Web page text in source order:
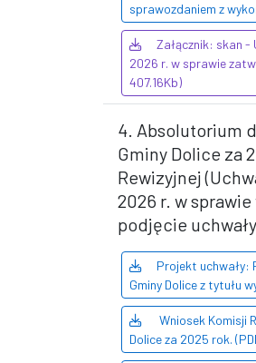
sprawozdaniem z
Załącznik: skan -
2026 r. w sprawie
407.16Kb)
4. Absolutorium
Gminy Dolice za
Rewizyjnej
2026 r. w
podjęcie
Projekt uchwały:
Gminy Dolice z tytułu
Wniosek Komisji
Dolice za 2025 rok.